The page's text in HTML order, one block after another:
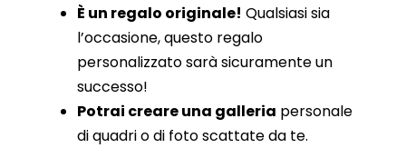
È un regalo originale! Qualsiasi sia
l’occasione, questo regalo
personalizzato sarà sicuramente un
successo!
Potrai creare una galleria personale
di quadri o di foto scattate da te.